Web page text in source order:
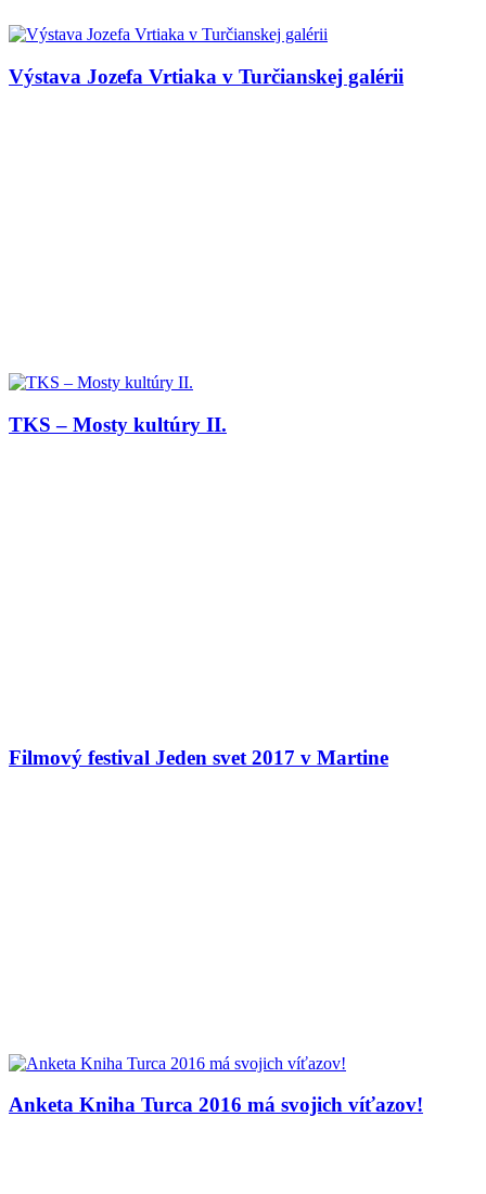
Výstava Jozefa Vrtiaka v Turčianskej galérii
TKS – Mosty kultúry II.
Filmový festival Jeden svet 2017 v Martine
Anketa Kniha Turca 2016 má svojich víťazov!